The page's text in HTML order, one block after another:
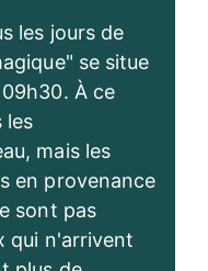
les jours de
se situe
À ce
les
mais les
en provenance
sont pas
qui n'arrivent